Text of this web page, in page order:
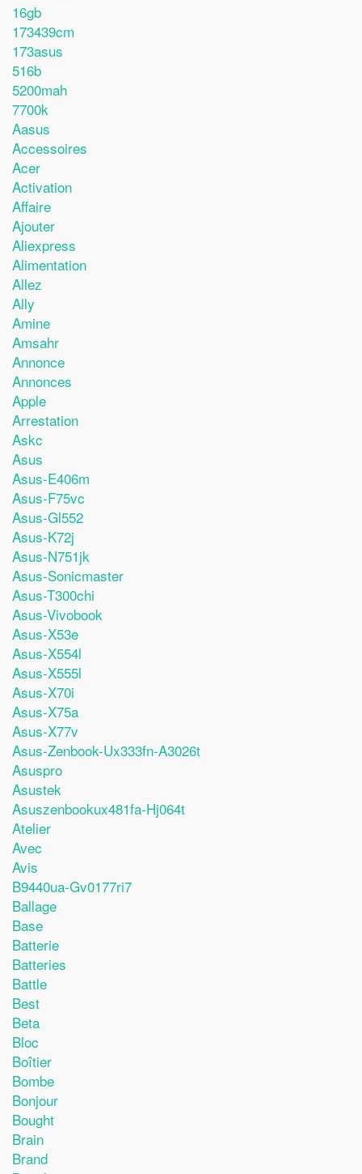
16gb
173439cm
173asus
516b
5200mah
7700k
Aasus
Accessoires
Acer
Activation
Affaire
Ajouter
Aliexpress
Alimentation
Allez
Ally
Amine
Amsahr
Annonce
Annonces
Apple
Arrestation
Askc
Asus
Asus-E406m
Asus-F75vc
Asus-Gl552
Asus-K72j
Asus-N751jk
Asus-Sonicmaster
Asus-T300chi
Asus-Vivobook
Asus-X53e
Asus-X554l
Asus-X555l
Asus-X70i
Asus-X75a
Asus-X77v
Asus-Zenbook-Ux333fn-A3026t
Asuspro
Asustek
Asuszenbookux481fa-Hj064t
Atelier
Avec
Avis
B9440ua-Gv0177ri7
Ballage
Base
Batterie
Batteries
Battle
Best
Beta
Bloc
Boîtier
Bombe
Bonjour
Bought
Brain
Brand